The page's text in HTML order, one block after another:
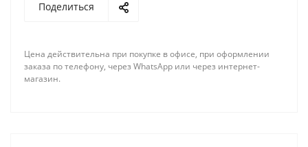
Поделиться
Цена действительна при покупке в офисе, при оформлении
заказа по телефону, через WhatsApp или через интернет-
магазин.